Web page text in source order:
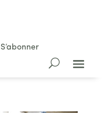
S’abonner